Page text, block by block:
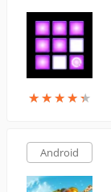
★★★★★
★★★★★
Android